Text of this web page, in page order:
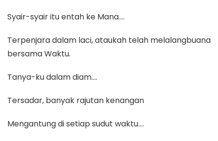
Syair-syair itu entah ke Mana….
Terpenjara dalam laci, ataukah telah melalangbuana
bersama Waktu.
Tanya-ku dalam diam….
Tersadar, banyak rajutan kenangan
Mengantung di setiap sudut waktu….